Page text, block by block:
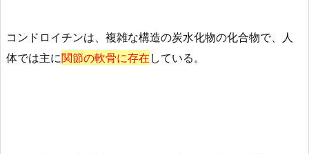
コンドロイチンは、複雑な構造の炭水化物の化合物で、人
体では主に関節の軟骨に存在している。